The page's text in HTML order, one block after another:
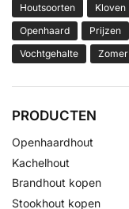
Houtsoorten
Kloven
Openhaard
Prijzen
Vochtgehalte
Zomer
PRODUCTEN
Openhaardhout
Kachelhout
Brandhout kopen
Stookhout kopen